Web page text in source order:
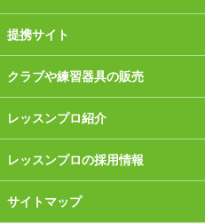
提携サイト
クラブや練習器具の販売
レッスンプロ紹介
レッスンプロの採用情報
サイトマップ